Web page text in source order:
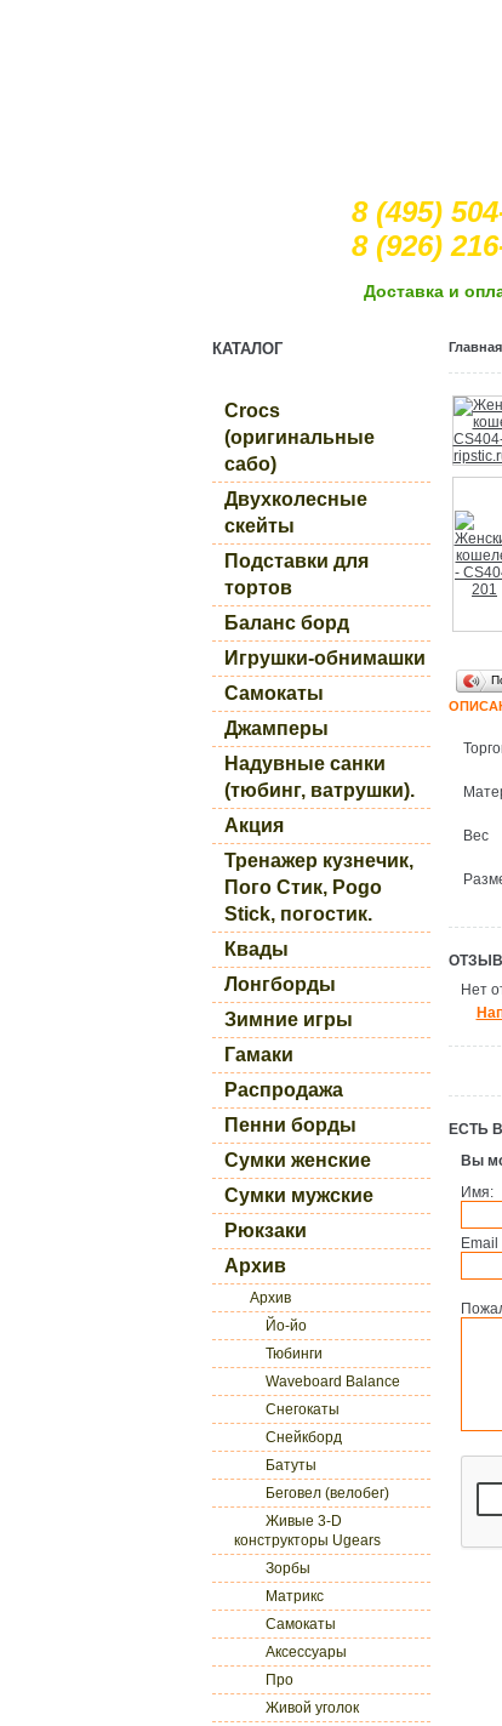
8 (495)
8 (926)
Доcтавка и
КАТАЛОГ
Crocs
(оригинальные
сабо)
Двухколесные
скейты
Подставки для
тортов
Баланс борд
Игрушки-обнимашки
Самокаты
Джамперы
Надувные санки
(тюбинг, ватрушки).
Акция
Тренажер кузнечик,
Пого Стик, Pogo
Stick, погостик.
Квады
Лонгборды
Зимние игры
Гамаки
Распродажа
Пенни борды
Сумки женские
Сумки мужские
Рюкзаки
Архив
Архив
Йо-йо
Тюбинги
Waveboard Balance
Снегокаты
Снейкборд
Батуты
Беговел (велобег)
Живые 3-D
конструкторы Ugears
Зорбы
Матрикс
Самокаты
Аксессуары
Про
Живой уголок
Главная
Вес
Нет
ЕСТЬ
Вы
Имя:
Email